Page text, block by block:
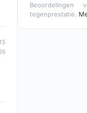
Beoordelingen
tegenprestatie.